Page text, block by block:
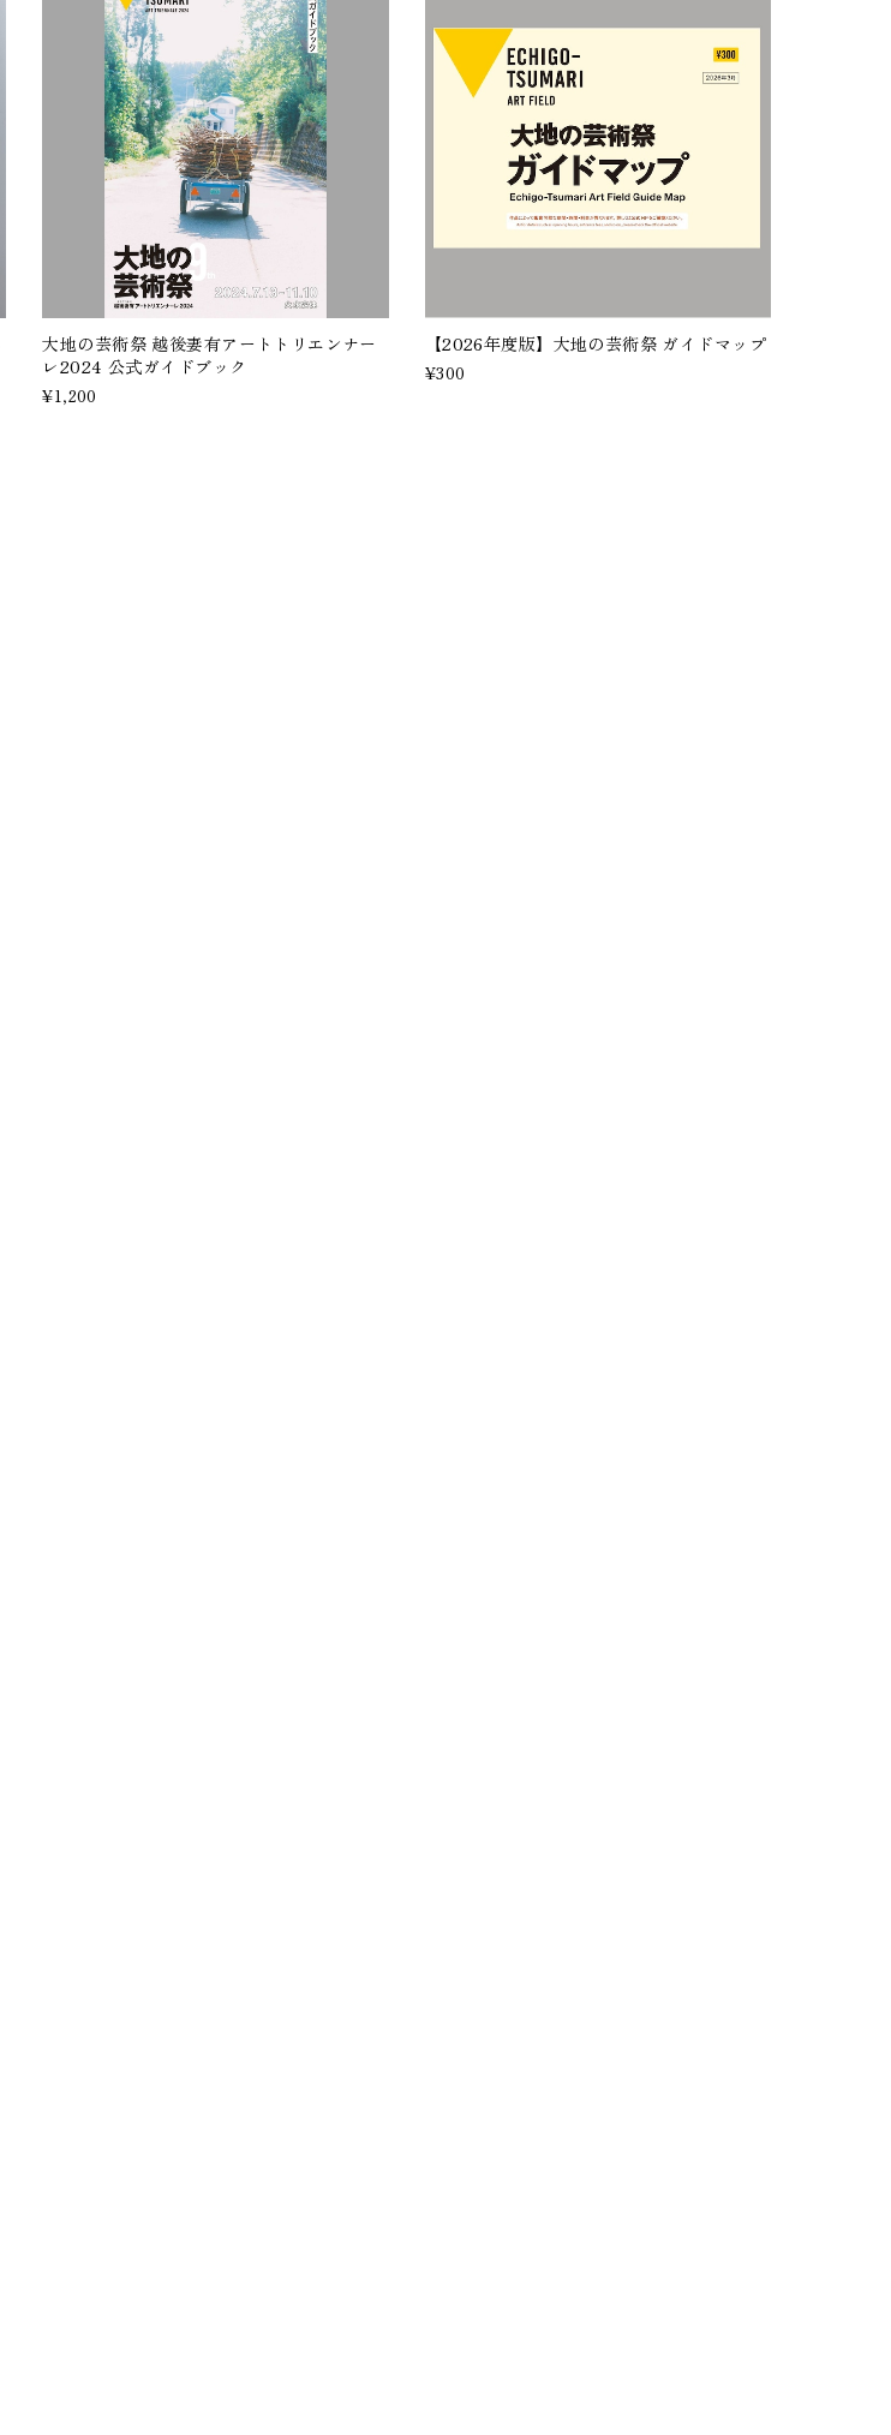
大地の芸術祭 越後妻有アートトリエンナー
レ2024 公式ガイドブック
¥1,200
【2026年度版】大地の芸術祭 ガイドマップ
¥300